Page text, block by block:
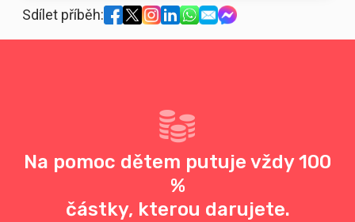
Sdílet příběh:
Na pomoc dětem putuje vždy 100
%
částky, kterou darujete.